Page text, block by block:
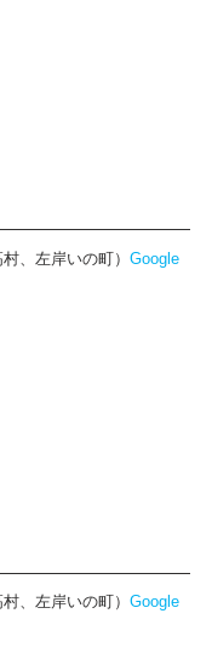
、左岸いの町） Google
、左岸いの町） Google